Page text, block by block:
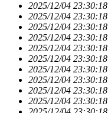
2025/12/04 23:30:18
2025/12/04 23:30:18
2025/12/04 23:30:18
2025/12/04 23:30:18
2025/12/04 23:30:18
2025/12/04 23:30:18
2025/12/04 23:30:18
2025/12/04 23:30:18
2025/12/04 23:30:18
2025/12/04 23:30:18